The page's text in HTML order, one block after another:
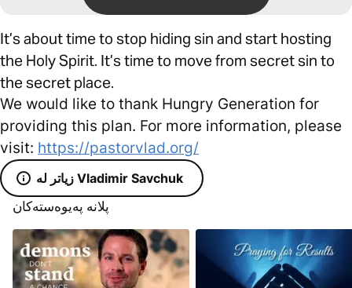
It’s about time to stop hiding sin and start hosting
the Holy Spirit. It’s time to move from secret sin to
the secret place.
We would like to thank Hungry Generation for
providing this plan. For more information, please
visit: https://pastorvlad.org/
زیاتر لە Vladimir Savchuk
پلانە پەیوەستەکان